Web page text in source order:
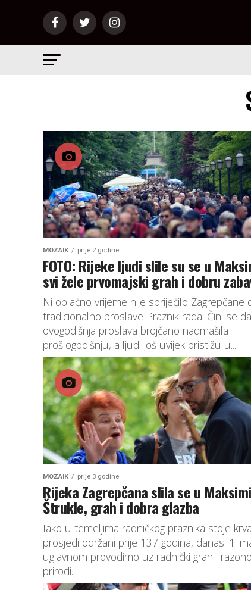
MOZAIK prije 2 godine
FOTO: Rijeke ljudi slile su se u
svi žele prvomajski grah i dobru
Ni oblačno vrijeme nije spriječilo Zagrepčane
tradicionalno proslave Praznik rada. Čini se
ovogodišnja proslava brojčano nadmašila
prošlogodišnju, a ljudi još uvijek pristižu u...
MOZAIK prije 3 godine
Rijeka Zagrepčana slila se u
Štrukle, grah i dobra glazba
Iako u temeljima radničkog praznika stoje
prosjedi održani prije 137 godina, danas '1.
uglavnom provodimo uz radnički grah i
prirodi.